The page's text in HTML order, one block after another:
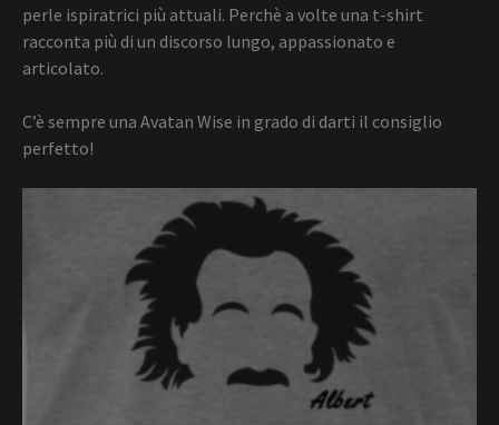
perle ispiratrici più attuali. Perchè a volte una t-shirt
racconta più di un discorso lungo, appassionato e
articolato.
C’è sempre una Avatan Wise in grado di darti il consiglio
perfetto!